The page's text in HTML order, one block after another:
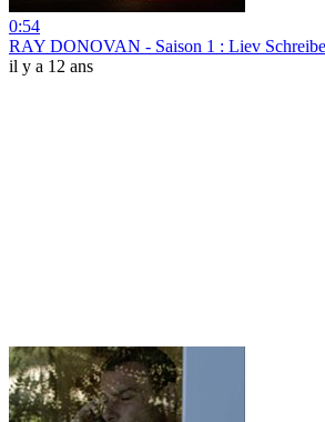
0:54
RAY DONOVAN - Saison 1 : Liev
il y a 12 ans